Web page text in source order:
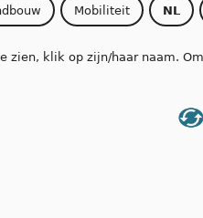
Mobiliteit NL
zien, klik op zijn/haar naam.